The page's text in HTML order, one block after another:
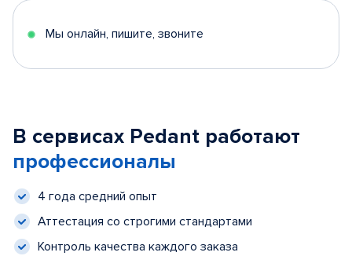
Мы онлайн, пишите, звоните
В сервисах Pedant работают
профессионалы
4 года средний опыт
Аттестация со строгими стандартами
Контроль качества каждого заказа